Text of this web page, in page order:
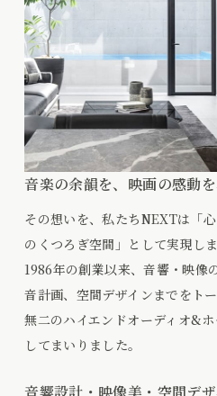
音楽の余韻を、映画の感動
その想いを、私たちNEXTは「
のくつろぎ空間」として実現しま
1986年の創業以来、音響・映像
音計画、空間デザインまでをト
無二のハイエンドオーディオ&
してまいりました。